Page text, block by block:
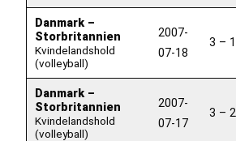
Danmark –
Storbritannien
Kvindelandshold
(volleyball)
2007-
07-18
3 – 1
Danmark –
Storbritannien
Kvindelandshold
(volleyball)
2007-
07-17
3 – 2